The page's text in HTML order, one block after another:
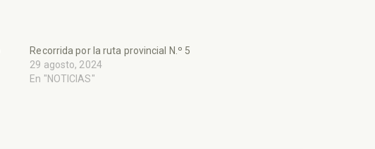
Recorrida por la ruta provincial N.º 5
29 agosto, 2024
En "NOTICIAS"